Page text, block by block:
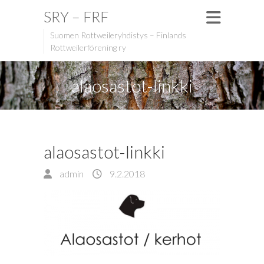
SRY – FRF
Suomen Rottweileryhdistys – Finlands
Rottweilerförening ry
alaosastot-linkki
alaosastot-linkki
admin 9.2.2018